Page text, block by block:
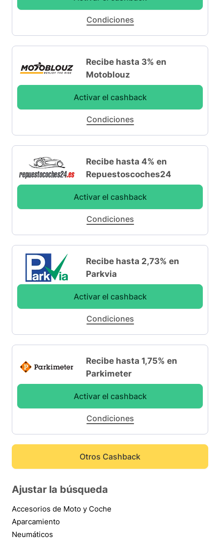
Condiciones
Recibe hasta 3% en
Motoblouz
Activar el cashback
Condiciones
Recibe hasta 4% en
Repuestoscoches24
Activar el cashback
Condiciones
Recibe hasta 2,73% en
Parkvia
Activar el cashback
Condiciones
Recibe hasta 1,75% en
Parkimeter
Activar el cashback
Condiciones
Otros Cashback
Ajustar la búsqueda
Accesorios de Moto y Coche
Aparcamiento
Neumáticos